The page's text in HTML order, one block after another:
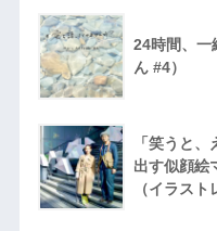
24時間、一
ん #4）
「笑うと
出す似顔絵
（イラス